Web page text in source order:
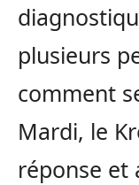
plusieurs
comment
Mardi, le
réponse et